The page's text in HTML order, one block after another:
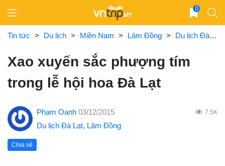
content
0
Tin tức > Du lịch > Miền Nam > Lâm Đồng > Du lịch Đà Lạt
Xao xuyến sắc phượng tím
trong lễ hội hoa Đà Lạt
Phạm Oanh 03/12/2015 7.5K
Du lịch Đà Lạt, Lâm Đồng
Chia sẻ